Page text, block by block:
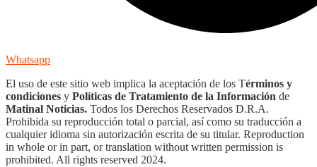
Whatsapp
El uso de este sitio web implica la aceptación de los Términos y
condiciones y Políticas de Tratamiento de la Información de
Matinal Noticias. Todos los Derechos Reservados D.R.A.
Prohibida su reproducción total o parcial, así como su traducción a
cualquier idioma sin autorización escrita de su titular. Reproduction
in whole or in part, or translation without written permission is
prohibited. All rights reserved 2024.